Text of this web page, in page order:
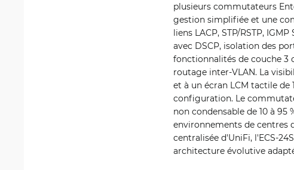
plusieurs commutateurs
gestion simplifiée et une
liens LACP, STP/RSTP,
avec DSCP, isolation des
fonctionnalités de couche 3
routage inter-VLAN. La
et à un écran LCM tactile
configuration. Le
non condensable de 10 à
environnements de centres
centralisée d'UniFi, l'ECS-
architecture évolutive